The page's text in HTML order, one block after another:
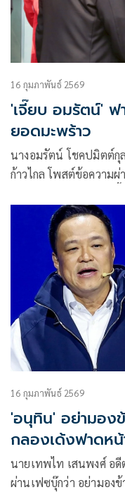
16 กุมภาพันธ์ 2569
'เจี๊ยบ อมรัตน์' ฟ
ยอดมะพร้าว
นางอมรัตน์ โชคปมิตต์กุ
ก้าวไกล โพสต์ข้อความ
16 กุมภาพันธ์ 2569
'อนุทิน' อย่ามอง
กลองเด้งฟาดหน้
นายเทพไท เสนพงศ์ อ
ผ่านเฟซบุ๊กว่า อย่ามอง